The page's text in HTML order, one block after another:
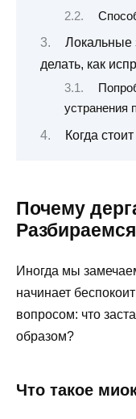
Локальные
делать, как
устранения
Когда
Почему
Иногда мы
начинает
вопросом: что
образом?
Что такое